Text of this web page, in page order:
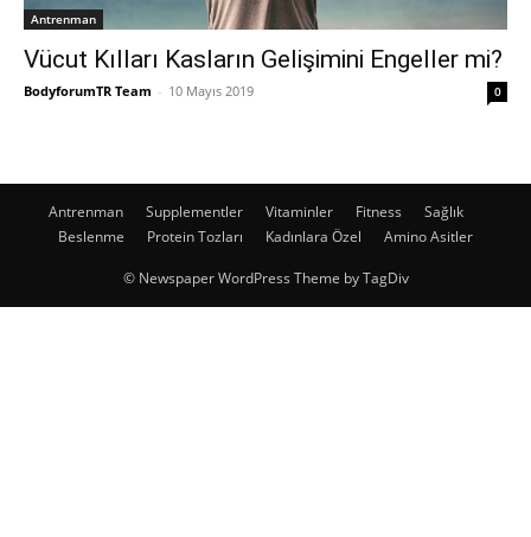
Antrenman
Vücut Kılları Kasların Gelişimini Engeller mi?
BodyforumTR Team - 10 Mayıs 2019 0
Antrenman Supplementler Vitaminler Fitness
Sağlık
Beslenme
Protein Tozları Kadınlara Özel Amino Asitler
© Newspaper WordPress Theme by TagDiv